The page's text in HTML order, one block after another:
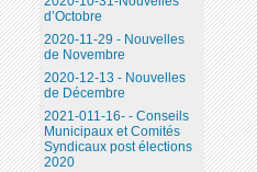
d’Octobre
2020-11-29 - Nouvelles
de Novembre
2020-12-13 - Nouvelles
de Décembre
2021-011-16- - Conseils
Municipaux et Comités
Syndicaux post élections
2020